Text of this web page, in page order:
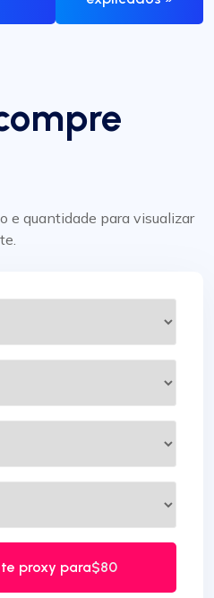
e quantidade para visualizar
proxy para$80